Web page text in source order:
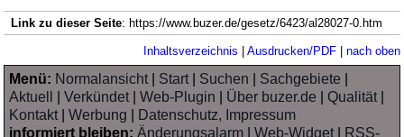
Link zu dieser Seite: https://www.buzer.de/gesetz/6423/al28027-0.htm
Inhaltsverzeichnis Ausdrucken/PDF| nach oben
Menü: Normalansicht| Start| Suchen Sachgebiete
Aktuell
|Verkündet|Web-Plugin Über buzer.de |Qualität|
Kontakt|Werbung
Datenschutz, Impressum
informiert bleiben: Änderungsalarm |Web-Widget| RSS-